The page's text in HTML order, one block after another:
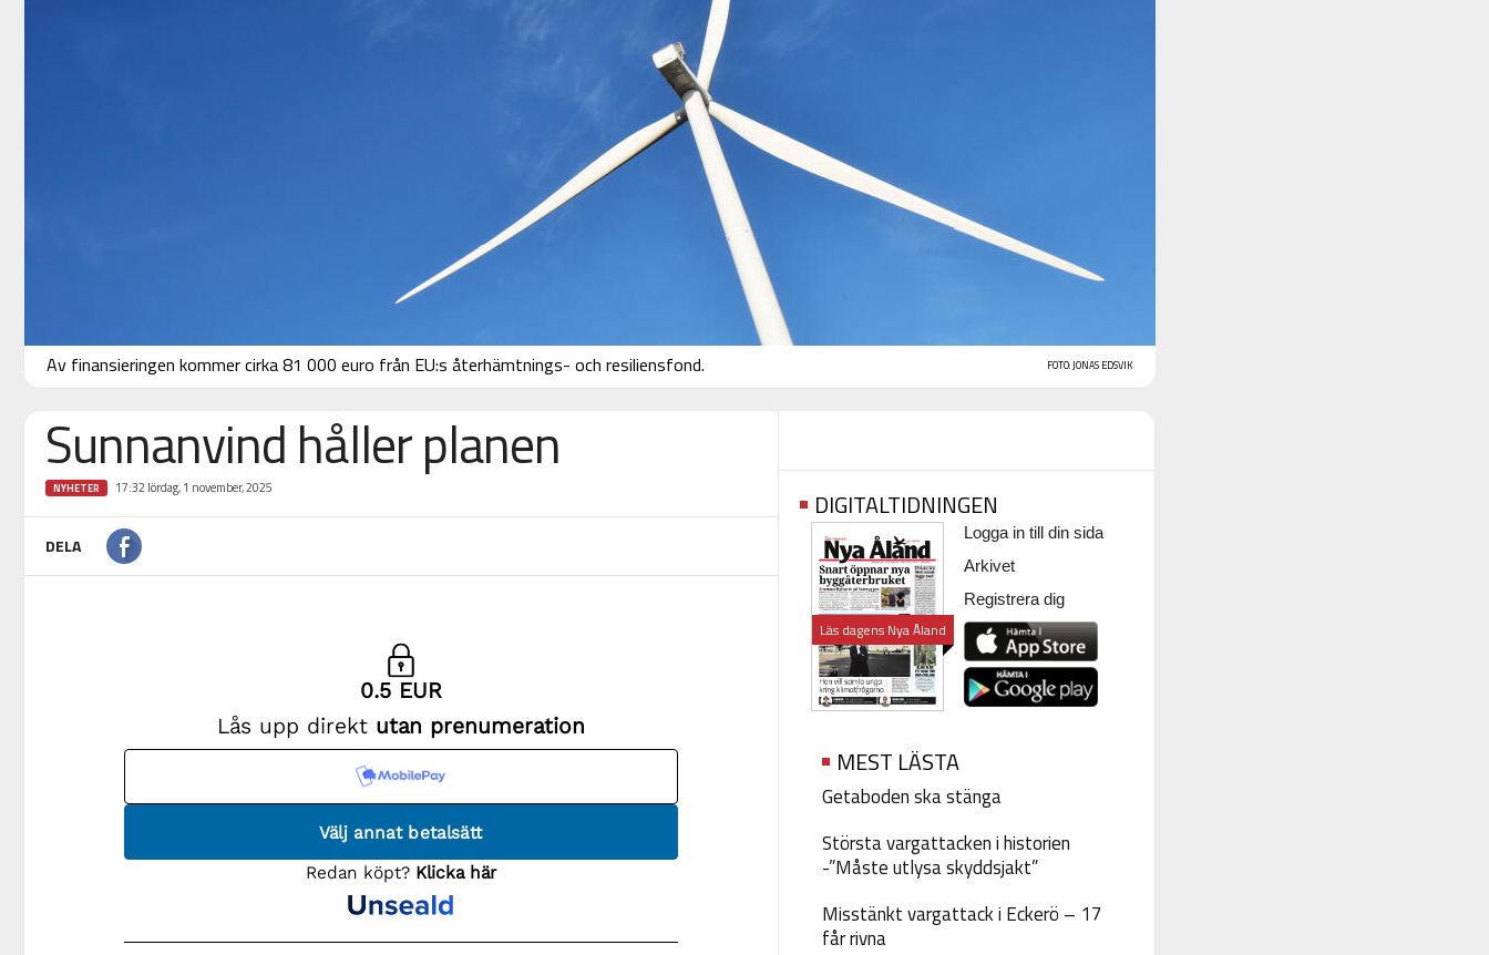
FOTO: JONAS EDSVIK
Av finansieringen kommer cirka 81 000 euro från EU:s återhämtnings- och resiliensfond.
Sunnanvind håller planen
NYHETER 17:32 lördag, 1 november, 2025
DELA
DIGITALTIDNINGEN
Läs dagens Nya Åland
Logga in till din sida
Arkivet
Registrera dig
MEST LÄSTA
Getaboden ska stänga
Största vargattacken i historien
-”Måste utlysa skyddsjakt”
Misstänkt vargattack i Eckerö – 17
får rivna